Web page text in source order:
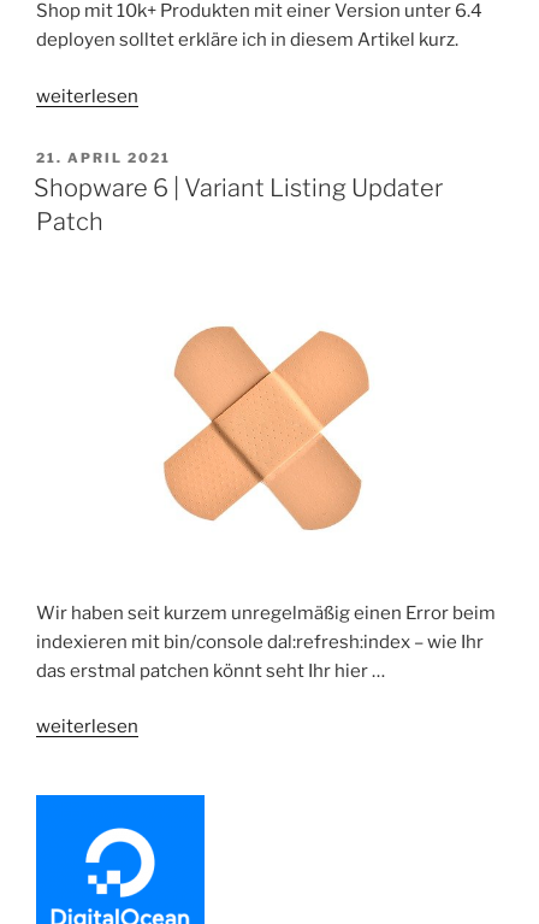
Shop mit 10k+ Produkten mit einer Version unter 6.4
deployen solltet erkläre ich in diesem Artikel kurz.
„Shopware
|
+10.000
Produkte,
weiterlesen
VERÖFFENTLICHT
AM
21. APRIL 2021
Shopware 6 | Variant Listing Updater
Patch
Wir haben seit kurzem unregelmäßig einen Error beim
indexieren mit bin/console dal:refresh:index – wie Ihr
das erstmal patchen könnt seht Ihr hier …
„Shopware
Listing
Updater
weiterlesen